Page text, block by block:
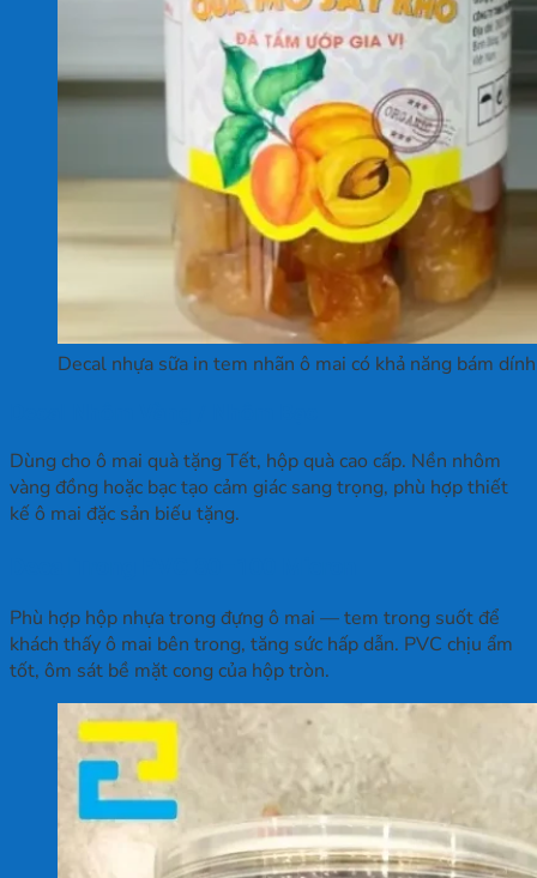
Decal nhựa sữa in tem nhãn ô mai có khả năng bám
Dùng cho ô mai quà tặng Tết, hộp quà cao cấp. Nền nhôm
vàng đồng hoặc bạc tạo cảm giác sang trọng, phù hợp thiết
kế ô mai đặc sản biếu tặng.
Phù hợp hộp nhựa trong đựng ô mai — tem trong suốt để
khách thấy ô mai bên trong, tăng sức hấp dẫn. PVC chịu ẩm
tốt, ôm sát bề mặt cong của hộp tròn.